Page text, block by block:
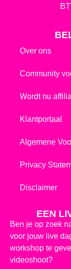
Over ons
Community
Wordt nu
Klantportaal
Algemene
Privacy
Disclaimer
EEN
Ben je op zoek
voor jouw live
workshop te
videoshoot?